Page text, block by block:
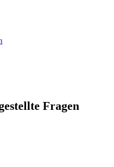
Fragen